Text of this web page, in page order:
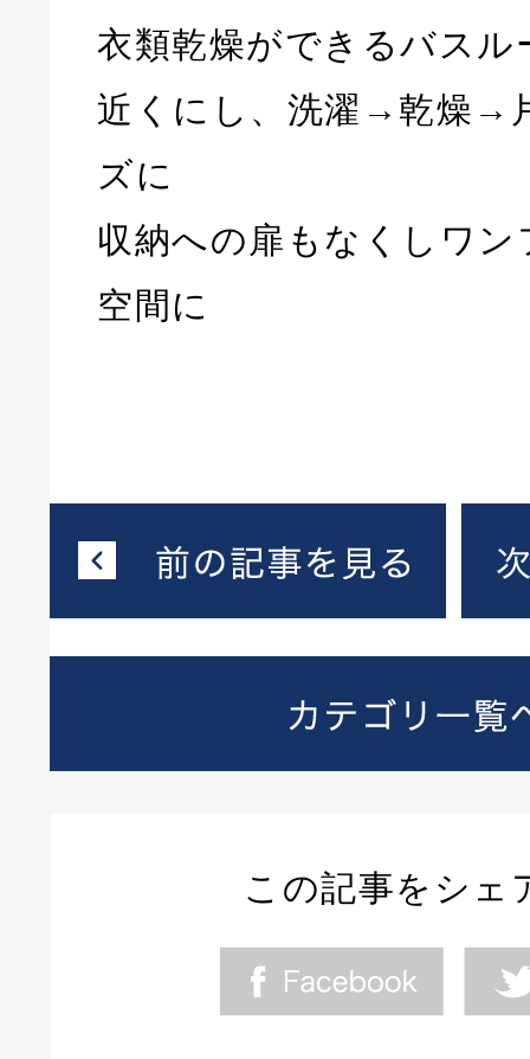
衣類乾燥ができるバスル
近くにし、洗濯→乾燥→
ズに
収納への扉もなくしワ
空間に
この記事をシェ